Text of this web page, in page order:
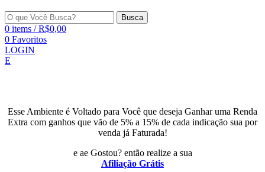
Busca
0 items / R$0,00
0 Favoritos
LOGIN
E
Esse Ambiente é Voltado para Você que deseja Ganhar uma Renda
Extra com ganhos que vão de 5% a 15% de cada indicação sua por
venda já Faturada!
e ae Gostou? então realize a sua
Afiliação Grátis